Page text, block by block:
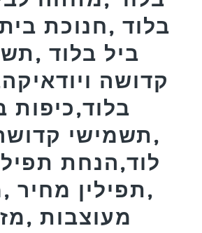
בלוד ,חנוכת
ביל בלוד
קדושה
בלוד,כיפות
,תשמישי
לוד,הנחת
,תפילין מחיר
מעוצבות